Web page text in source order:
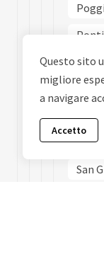
San
San
San
Questo sito
migliore
a navigare
Accetto